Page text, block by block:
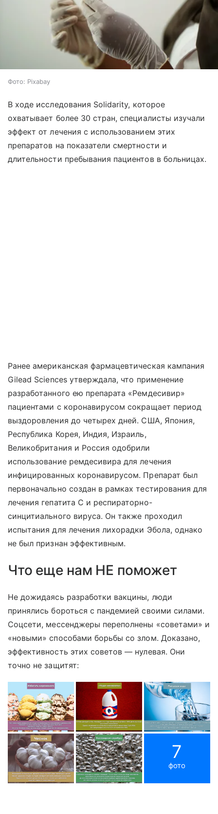
Фото: Pixabay
В ходе исследования Solidarity, которое
охватывает более 30 стран, специалисты изучали
эффект от лечения с использованием этих
препаратов на показатели смертности и
длительности пребывания пациентов в больницах.
Ранее американская фармацевтическая кампания
Gilead Sciences утверждала, что применение
разработанного ею препарата «Ремдесивир»
пациентами с коронавирусом сокращает период
выздоровления до четырех дней. США, Япония,
Республика Корея, Индия, Израиль,
Великобритания и Россия одобрили
использование ремдесивира для лечения
инфицированных коронавирусом. Препарат был
первоначально создан в рамках тестирования для
лечения гепатита С и респираторно-
синцитиального вируса. Он также проходил
испытания для лечения лихорадки Эбола, однако
не был признан эффективным.
Что еще нам НЕ поможет
Не дожидаясь разработки вакцины, люди
принялись бороться с пандемией своими силами.
Соцсети, мессенджеры переполнены «советами» и
«новыми» способами борьбы со злом. Доказано,
эффективность этих советов — нулевая. Они
точно не защитят:
7
фото